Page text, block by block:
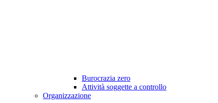
Burocrazia zero
Attività soggette a controllo
Organizzazione